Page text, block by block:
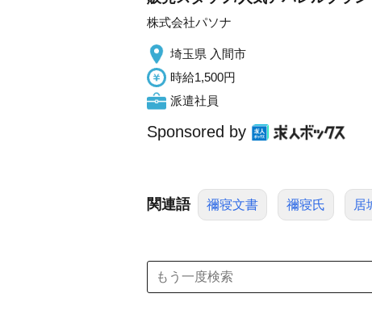
株式会社パソナ
埼玉県 入間市
時給1,500円
派遣社員
Sponsored by
関連語 禰寝文書 禰寝氏 居